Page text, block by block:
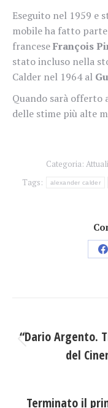
Eseguito nel 1959 e
mobile ha fatto
franceseFrançois
stato incluso nella
Calder nel 1964 al
Quando sarà offerto
delle stime più alte
Categoria:
Tags:
alexander calder
tra
post
“Dario Argento.
del
Terminato il